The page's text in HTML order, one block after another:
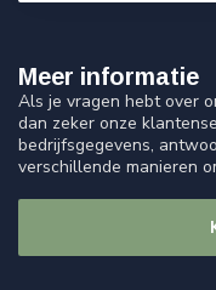
Meer informatie
Als je vragen hebt over
dan zeker onze
bedrijfsgegevens,
verschillende manieren